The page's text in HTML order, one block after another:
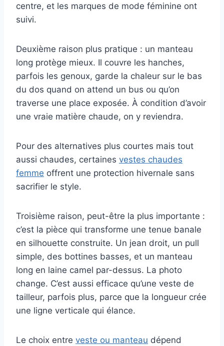
centre, et les marques de mode féminine ont
suivi.
Deuxième raison plus pratique : un manteau
long protège mieux. Il couvre les hanches,
parfois les genoux, garde la chaleur sur le bas
du dos quand on attend un bus ou qu’on
traverse une place exposée. À condition d’avoir
une vraie matière chaude, on y reviendra.
Pour des alternatives plus courtes mais tout
aussi chaudes, certaines vestes chaudes
femme offrent une protection hivernale sans
sacrifier le style.
Troisième raison, peut-être la plus importante :
c’est la pièce qui transforme une tenue banale
en silhouette construite. Un jean droit, un pull
simple, des bottines basses, et un manteau
long en laine camel par-dessus. La photo
change. C’est aussi efficace qu’une veste de
tailleur, parfois plus, parce que la longueur crée
une ligne verticale qui élance.
Le choix entre veste ou manteau dépend